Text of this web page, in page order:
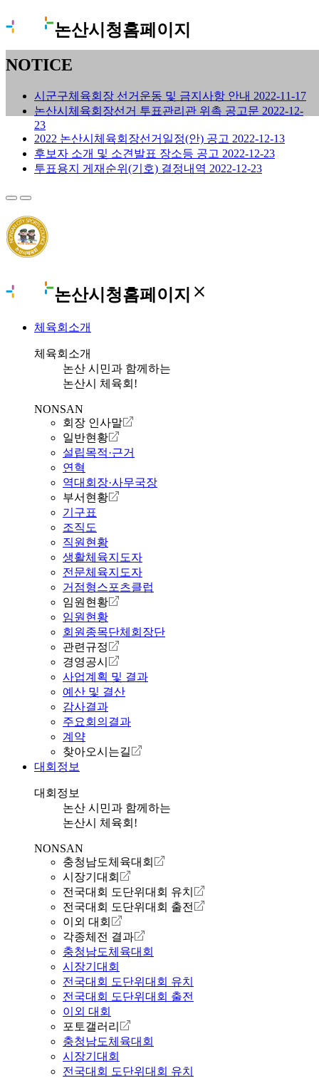
논산시청홈페이지
NOTICE
시군구체육회장 선거운동 및 금지사항 안내 2022-11-17
논산시체육회장선거 투표관리관 위촉 공고문 2022-12-
23
2022 논산시체육회장선거일정(안) 공고 2022-12-13
후보자 소개 및 소견발표 장소등 공고 2022-12-23
투표용지 게재순위(기호) 결정내역 2022-12-23
논산시청홈페이지 close
체육회소개
체육회소개
논산 시민과 함께하는
논산시 체육회!
NONSAN
회장 인사말
일반현황
설립목적·근거
연혁
역대회장·사무국장
부서현황
기구표
조직도
직원현황
생활체육지도자
전문체육지도자
거점형스포츠클럽
임원현황
임원현황
회원종목단체회장단
관련규정
경영공시
사업계획 및 결과
예산 및 결산
감사결과
주요회의결과
계약
찾아오시는길
대회정보
대회정보
논산 시민과 함께하는
논산시 체육회!
NONSAN
충청남도체육대회
시장기대회
전국대회 도단위대회 유치
전국대회 도단위대회 출전
이외 대회
각종체전 결과
충청남도체육대회
시장기대회
전국대회 도단위대회 유치
전국대회 도단위대회 출전
이외 대회
포토갤러리
충청남도체육대회
시장기대회
전국대회 도단위대회 유치